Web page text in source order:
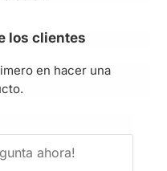
los clientes
en hacer una